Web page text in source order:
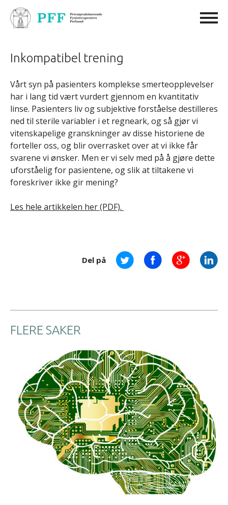
Inkompatibel trening
Vårt syn på pasienters komplekse smerteopplevelser
har i lang tid vært vurdert gjennom en kvantitativ
linse. Pasienters liv og subjektive forståelse destilleres
ned til sterile variabler i et regneark, og så gjør vi
vitenskapelige granskninger av disse historiene de
forteller oss, og blir overrasket over at vi ikke får
svarene vi ønsker. Men er vi selv med på å gjøre dette
uforståelig for pasientene, og slik at tiltakene vi
foreskriver ikke gir mening?
Les hele artikkelen her (PDF).
Del på
FLERE SAKER